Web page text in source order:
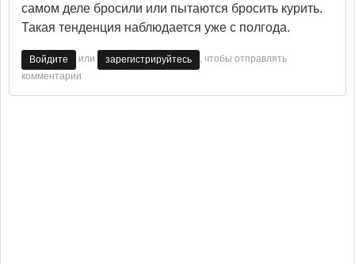
самом деле бросили или пытаются бросить курить.
Такая тенденция наблюдается уже с полгода.
Войдите или зарегистрируйтесь
, чтобы отправлять
комментарии